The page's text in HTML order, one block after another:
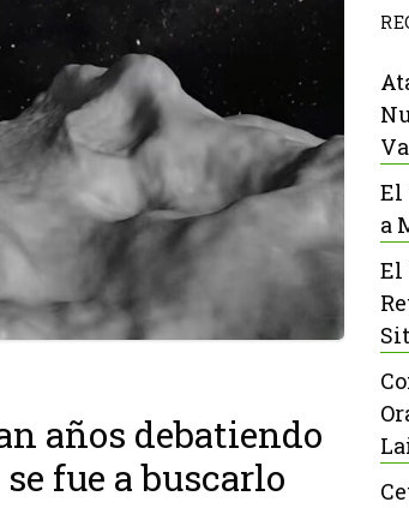
años debatiendo
fue a buscarlo
El
a
El